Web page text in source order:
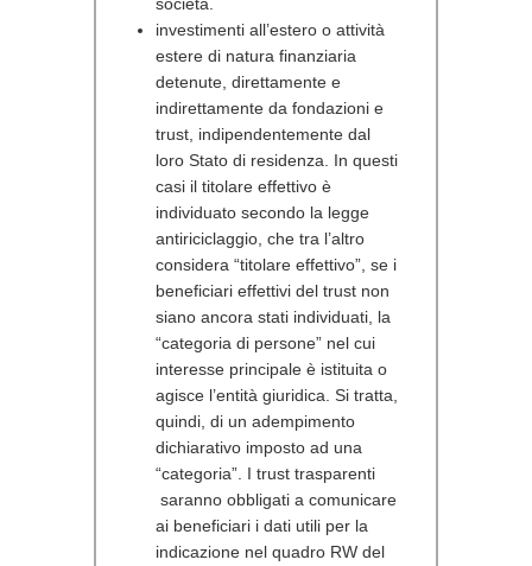
investimenti all’estero o attività
estere di natura finanziaria
detenute, direttamente e
indirettamente da fondazioni e
trust, indipendentemente dal
loro Stato di residenza. In questi
casi il titolare effettivo è
individuato secondo la legge
antiriciclaggio, che tra l’altro
considera “titolare effettivo”, se i
beneficiari effettivi del trust non
siano ancora stati individuati, la
“categoria di persone” nel cui
interesse principale è istituita o
agisce l’entità giuridica. Si tratta,
quindi, di un adempimento
dichiarativo imposto ad una
“categoria”. I trust trasparenti
saranno obbligati a comunicare
ai beneficiari i dati utili per la
indicazione nel quadro RW del